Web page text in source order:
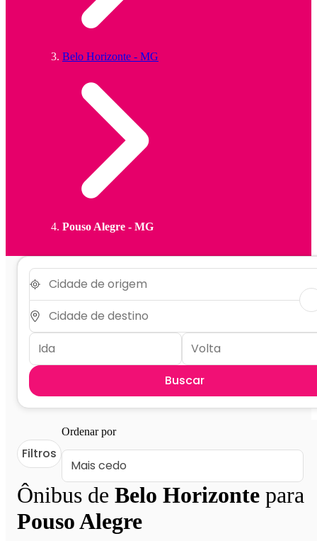
Belo Horizonte - MG
Pouso Alegre - MG
Buscar
Ônibus de Belo Horizonte para
Pouso Alegre
Filtros
Ordenar por